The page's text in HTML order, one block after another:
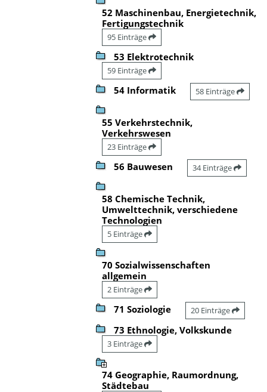
52 Maschinenbau, Energietechnik,
Fertigungstechnik
95 Einträge
53 Elektrotechnik
59 Einträge
54 Informatik 58 Einträge
55 Verkehrstechnik,
Verkehrswesen
23 Einträge
56 Bauwesen 34 Einträge
58 Chemische Technik,
Umwelttechnik, verschiedene
Technologien
5 Einträge
70 Sozialwissenschaften
allgemein
2 Einträge
71 Soziologie 20 Einträge
73 Ethnologie, Volkskunde
3 Einträge
74 Geographie, Raumordnung,
Städtebau